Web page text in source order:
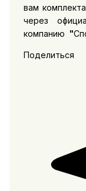
вам
через
компанию "
Поделиться